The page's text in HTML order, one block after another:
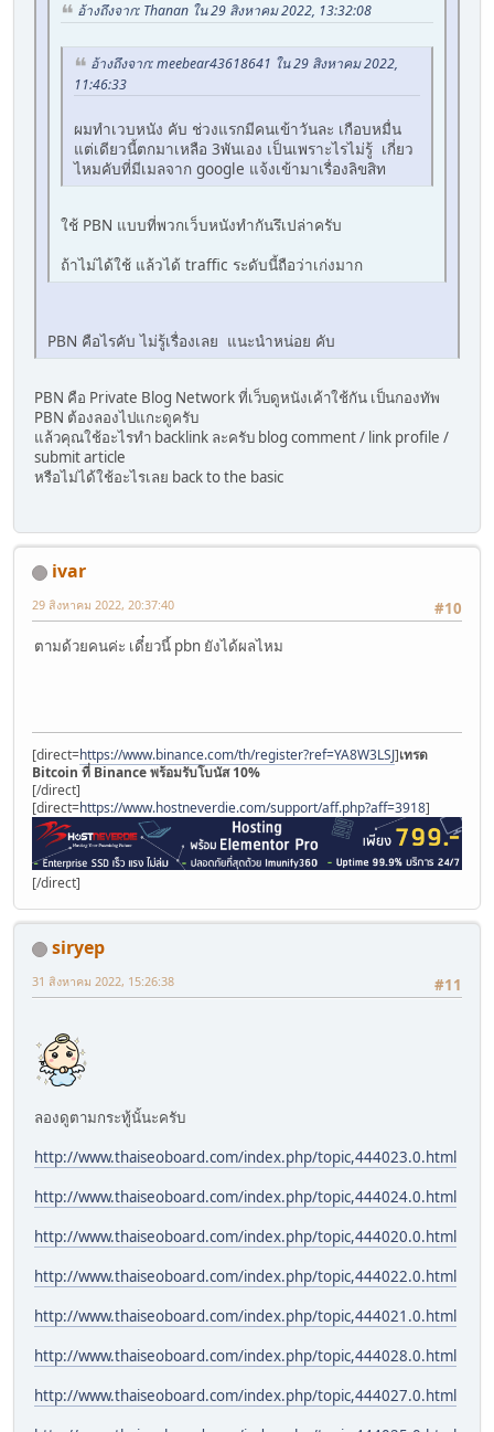
อ้างถึงจาก: Thanan ใน 29 สิงหาคม 2022, 13:32:08
อ้างถึงจาก: meebear43618641 ใน 29 สิงหาคม 2022,
11:46:33
ผมทำเวบหนัง คับ ช่วงแรกมีคนเข้าวันละ เกือบหมื่น
แต่เดียวนี้ตกมาเหลือ 3พันเอง เป็นเพราะไรไม่รู้ เกี่ยว
ไหมคับที่มีเมลจาก google แจ้งเข้ามาเรื่องลิขสิท
ใช้ PBN แบบที่พวกเว็บหนังทำกันรึเปล่าครับ
ถ้าไม่ได้ใช้ แล้วได้ traffic ระดับนี้ถือว่าเก่งมาก
PBN คือไรคับ ไม่รู้เรื่องเลย แนะนำหน่อย คับ
PBN คือ Private Blog Network ที่เว็บดูหนังเค้าใช้กัน เป็นกองทัพ
PBN ต้องลองไปแกะดูครับ
แล้วคุณใช้อะไรทำ backlink ละครับ blog comment / link profile /
submit article
หรือไม่ได้ใช้อะไรเลย back to the basic
ivar
#10
29 สิงหาคม 2022, 20:37:40
ตามด้วยคนค่ะ เดี๋ยวนี้ pbn ยังได้ผลไหม
[direct=https://www.binance.com/th/register?ref=YA8W3LSJ]เทรด
Bitcoin ที่ Binance พร้อมรับโบนัส 10%
[/direct]
[direct=https://www.hostneverdie.com/support/aff.php?aff=3918]
[/direct]
siryep
#11
31 สิงหาคม 2022, 15:26:38
ลองดูตามกระทู้นั้นะครับ
http://www.thaiseoboard.com/index.php/topic,444023.0.html
http://www.thaiseoboard.com/index.php/topic,444024.0.html
http://www.thaiseoboard.com/index.php/topic,444020.0.html
http://www.thaiseoboard.com/index.php/topic,444022.0.html
http://www.thaiseoboard.com/index.php/topic,444021.0.html
http://www.thaiseoboard.com/index.php/topic,444028.0.html
http://www.thaiseoboard.com/index.php/topic,444027.0.html